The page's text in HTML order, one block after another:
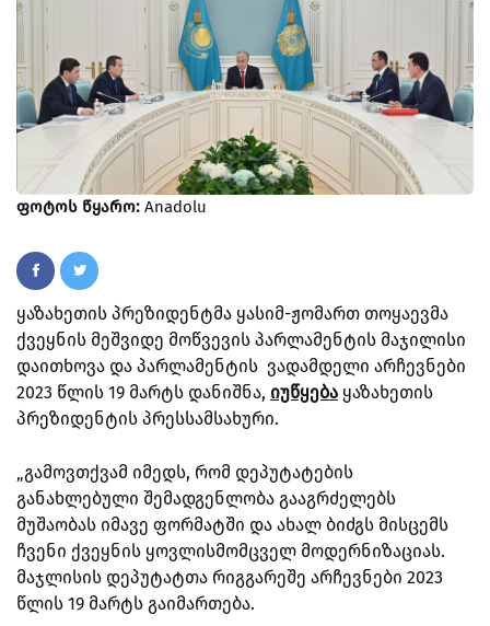
ფოტოს წყარო: Anadolu
ყაზახეთის პრეზიდენტმა ყასიმ-ჟომართ თოყაევმა
ქვეყნის მეშვიდე მოწვევის პარლამენტის მაჯილისი
დაითხოვა და პარლამენტის ვადამდელი არჩევნები
2023 წლის 19 მარტს დანიშნა, იუწყება ყაზახეთის
პრეზიდენტის პრესსამსახური.
„გამოვთქვამ იმედს, რომ დეპუტატების
განახლებული შემადგენლობა გააგრძელებს
მუშაობას იმავე ფორმატში და ახალ ბიძგს მისცემს
ჩვენი ქვეყნის ყოვლისმომცველ მოდერნიზაციას.
მაჯლისის დეპუტატთა რიგგარეშე არჩევნები 2023
წლის 19 მარტს გაიმართება.